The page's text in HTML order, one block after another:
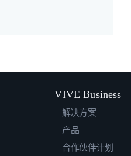
VIVE Business
解决方案
产品
合作伙伴计划